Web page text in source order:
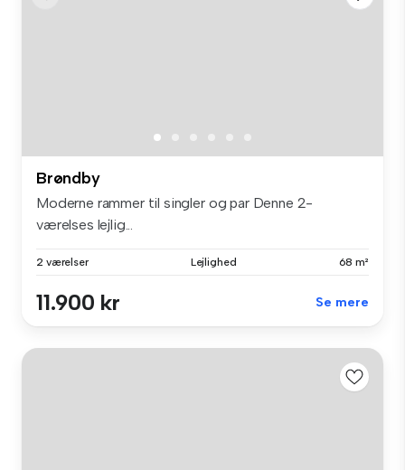
Brøndby
Moderne rammer til singler og par Denne 2-
værelses lejlig...
2 værelser Lejlighed 68 m²
11.900 kr Se mere